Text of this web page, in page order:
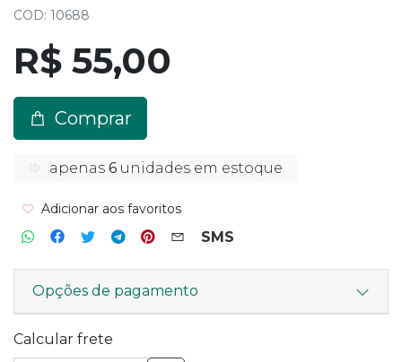
COD: 10688
R$ 55,00
Comprar
apenas 6 unidades em estoque
Adicionar aos favoritos
SMS
Opções de pagamento
Calcular frete